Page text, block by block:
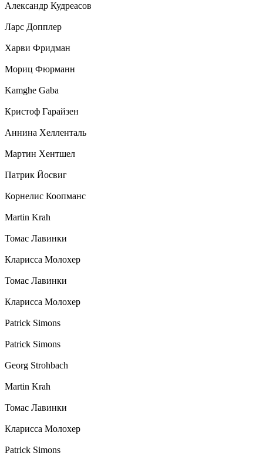
Александр Кудреасов
Ларс Допплер
Харви Фридман
Мориц Фюрманн
Kamghe Gaba
Кристоф Гарайзен
Аннина Хелленталь
Мартин Хентшел
Патрик Йосвиг
Корнелис Коопманс
Martin Krah
Томас Лавинки
Кларисса Молохер
Томас Лавинки
Кларисса Молохер
Patrick Simons
Patrick Simons
Georg Strohbach
Martin Krah
Томас Лавинки
Кларисса Молохер
Patrick Simons